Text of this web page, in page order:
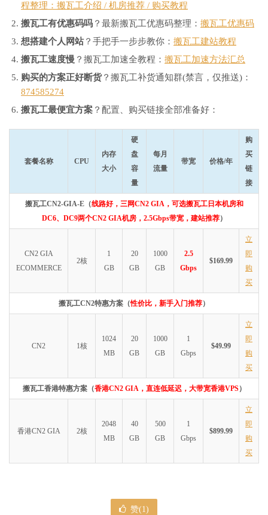
程整理：搬瓦工介绍 / 机房推荐 / 购买教程
搬瓦工有优惠码吗 ？最新搬瓦工优惠码整理： 搬瓦工优惠码
想搭建个人网站？手把手一步步教你： 搬瓦工建站教程
搬瓦工速度慢 ？搬瓦工加速全教程： 搬瓦工加速方法汇总
购买的方案正好断货？搬瓦工补货通知群(禁言，仅推送)：
874585274
搬瓦工最便宜方案 ？配置、购买链接全部准备好：
套餐名称 CPU
内存
大小
硬
盘
容
量
每月
流量
带宽 价格/年
购
买
链
接
搬瓦工CN2-GIA-E（线路好，三网CN2 GIA，可选搬瓦工日本机房和
DC6、DC9两个CN2 GIA机房，2.5Gbps带宽，建站推荐）
CN2 GIA
ECOMMERCE
2核
1
GB
20
GB
1000
GB
2.5
Gbps
$169.99
立
即
购
买
搬瓦工CN2特惠方案（性价比，新手入门推荐）
CN2 1核
1024
MB
20
GB
1000
GB
1
Gbps
$49.99
立
即
购
买
搬瓦工香港特惠方案（香港CN2 GIA，直连低延迟，大带宽香港VPS）
香港CN2 GIA 2核
2048
MB
40
GB
500
GB
1
Gbps
$899.99
立
即
购
买
赞(1)